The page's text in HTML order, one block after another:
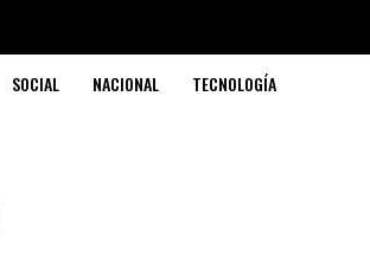
SOCIAL NACIONAL TECNOLOGÍA